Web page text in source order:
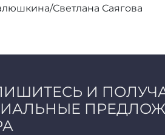
Светлана Саягова
И